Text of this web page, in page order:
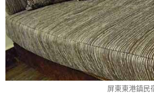
屏東東港鎮民